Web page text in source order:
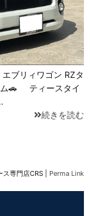
リィワゴン RZタ
🚗 ティースタイ
続きを読む
ス専門店CRS Perma Link